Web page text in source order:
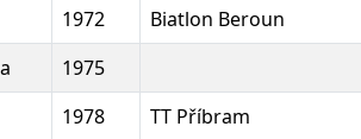
1972 Biatlon Beroun
1975
1978 TT Příbram